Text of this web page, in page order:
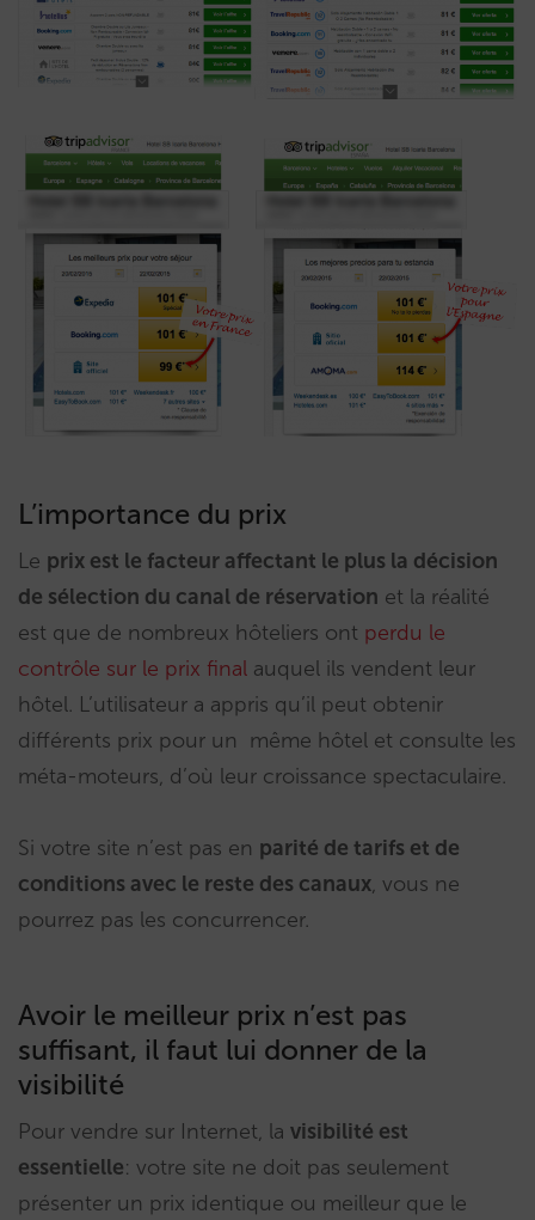
L’importance du prix
Le prix est le facteur affectant le plus la décision
de sélection du canal de réservation et la réalité
est que de nombreux hôteliers ont perdu le
contrôle sur le prix final auquel ils vendent leur
hôtel. L’utilisateur a appris qu’il peut obtenir
différents prix pour un même hôtel et consulte les
méta-moteurs, d’où leur croissance spectaculaire.
Si votre site n’est pas en parité de tarifs et de
conditions avec le reste des canaux, vous ne
pourrez pas les concurrencer.
Avoir le meilleur prix n’est pas
suffisant, il faut lui donner de la
visibilité
Pour vendre sur Internet, la visibilité est
essentielle: votre site ne doit pas seulement
présenter un prix identique ou meilleur que le